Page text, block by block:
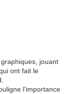
jouant
ont fait le
l'importance